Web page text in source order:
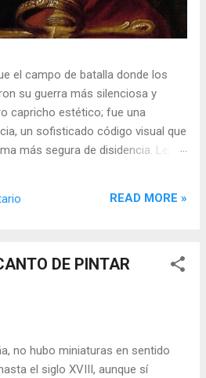
el campo de batalla donde los
su guerra más silenciosa y
capricho estético; fue una
un sofisticado código visual que
más segura de disidencia. Lejos
equilibrando su necesidad de
de preservar su integridad
símbolos, las distorsiones y los
cifrado capaz de eludir a los
un simple reflejo de la realidad,
y multifacético. Los pintores
dobles definitivos, y dominaban
READ MORE »
DE PINTAR
no hubo miniaturas en sentido
el siglo XVIII, aunque sí